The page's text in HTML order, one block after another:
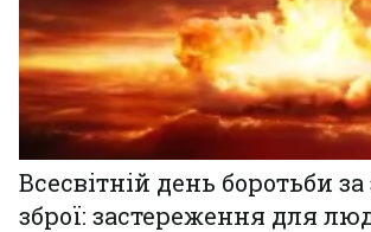
Всесвітній день боротьби
зброї: застереження для